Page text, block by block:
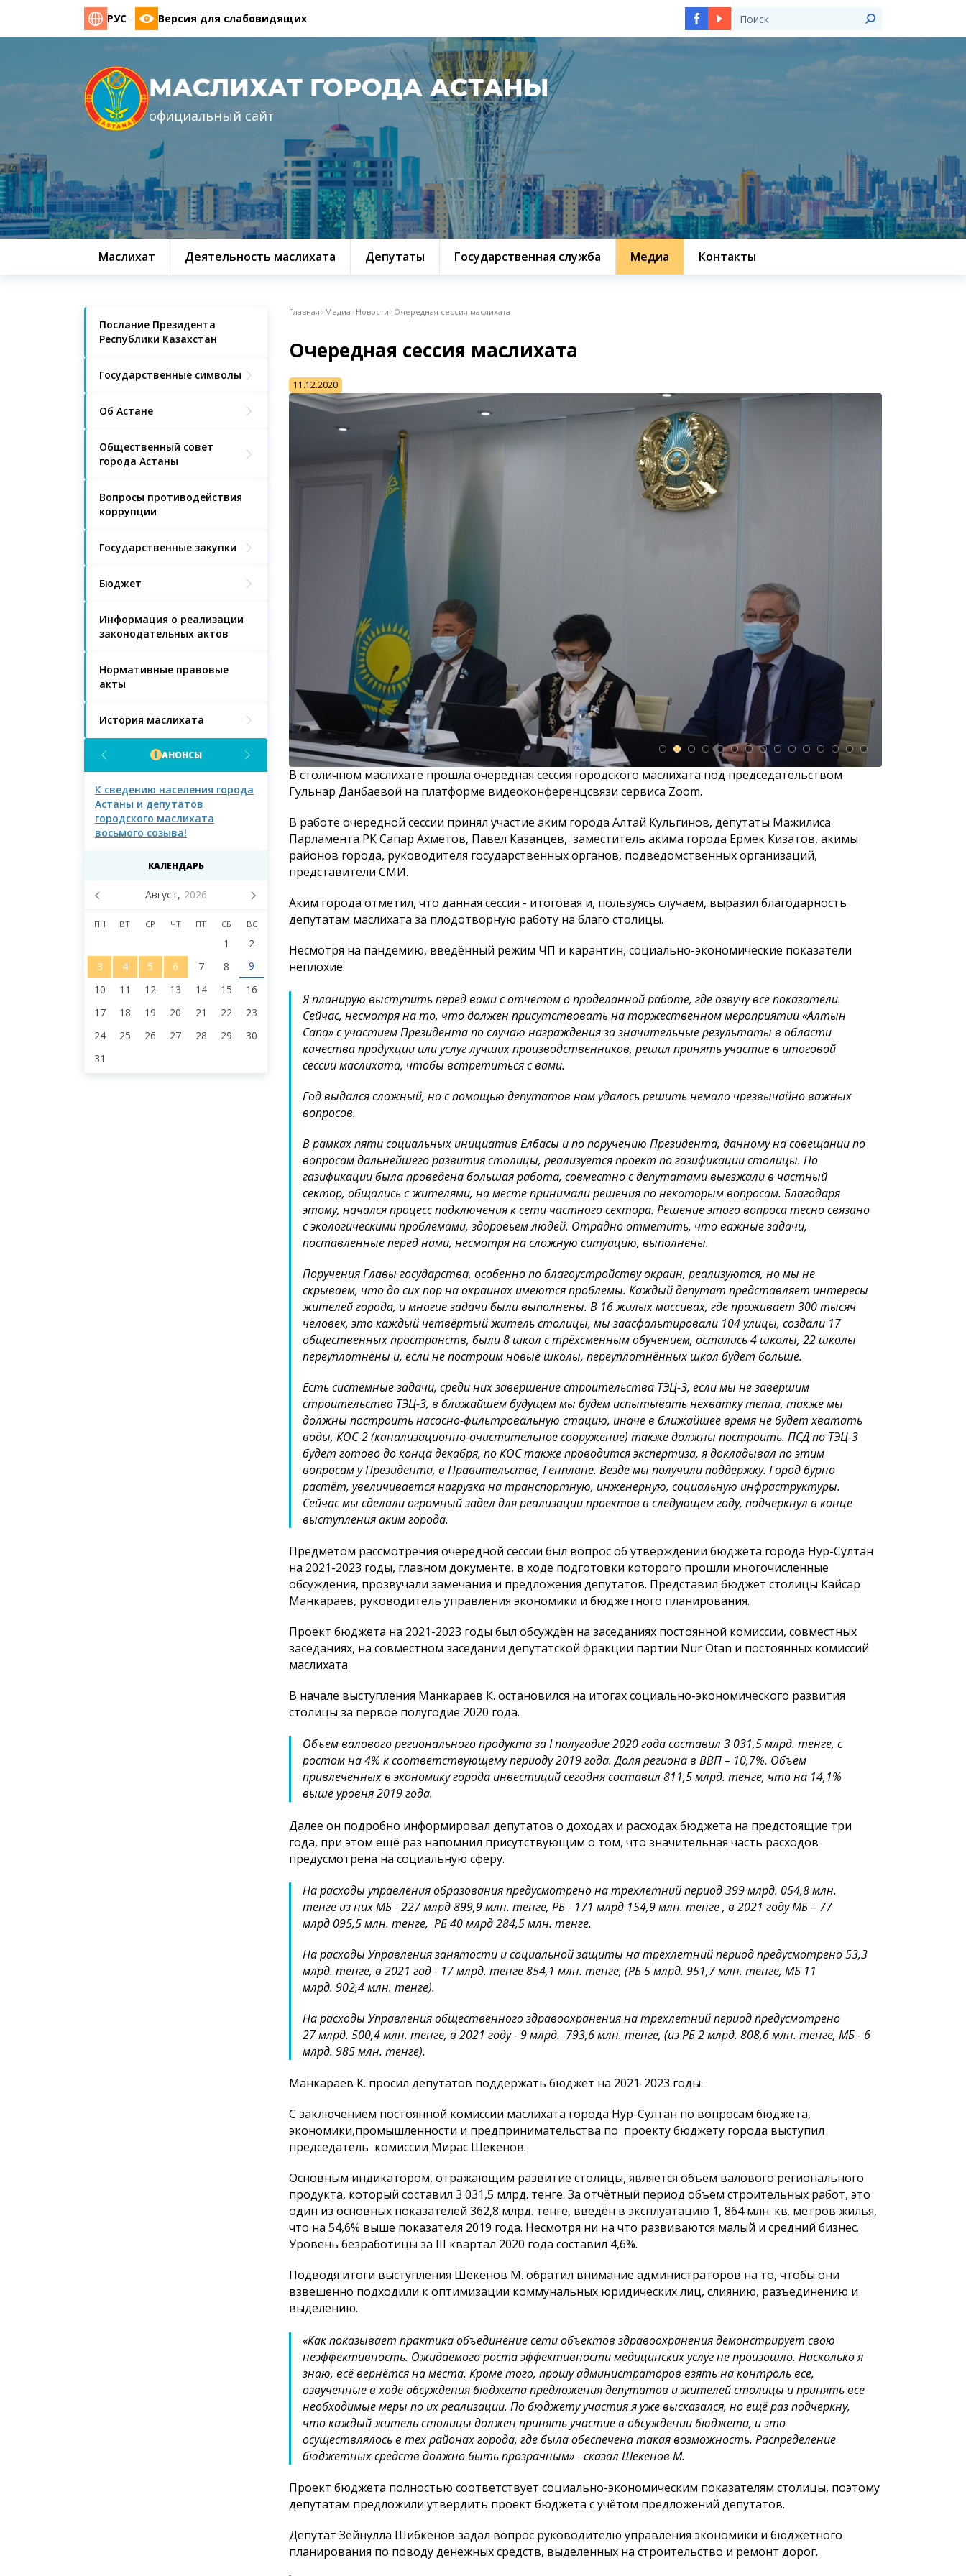
РУС Версия для слабовидящих
МАСЛИХАТ ГОРОДА АСТАНЫ
официальный сайт
Маслихат Деятельность маслихата Депутаты Государственная служба Медиа Контакты
Послание Президента
Республики Казахстан
Государственные символы
Об Астане
Общественный совет
города Астаны
Вопросы противодействия
коррупции
Государственные закупки
Бюджет
Информация о реализации
законодательных актов
Нормативные правовые
акты
История маслихата
АНОНСЫ
К сведению населения города
Астаны и депутатов
городского маслихата
восьмого созыва!
К сведению населения города К сведению населения города
маслихата города Астаны
восьмого созыва!
Паспорт бюджетной
КАЛЕНДАРЬ
Август, 2026
ПН ВТ СР ЧТ ПТ СБ ВС
1
2
3
4 5 6 7 8
9
10
11 12 13 14 15
16
17
18 19 20 21 22
23
24
25 26 27 28 29
30
31
Главная Медиа Новости Очередная сессия маслихата
Очередная сессия маслихата
11.12.2020
В столичном маслихате прошла очередная сессия городского маслихата под председательством
Гульнар Данбаевой на платформе видеоконференцсвязи сервиса Zoom.
В работе очередной сессии принял участие аким города Алтай Кульгинов, депутаты Мажилиса
Парламента РК Сапар Ахметов, Павел Казанцев, заместитель акима города Ермек Кизатов, акимы
районов города, руководителя государственных органов, подведомственных организаций,
представители СМИ.
Аким города отметил, что данная сессия - итоговая и, пользуясь случаем, выразил благодарность
депутатам маслихата за плодотворную работу на благо столицы.
Несмотря на пандемию, введённый режим ЧП и карантин, социально-экономические показатели
неплохие.
Я планирую выступить перед вами с отчётом о проделанной работе, где озвучу все показатели.
Сейчас, несмотря на то, что должен присутствовать на торжественном мероприятии «Алтын
Сапа» с участием Президента по случаю награждения за значительные результаты в области
качества продукции или услуг лучших производственников, решил принять участие в итоговой
сессии маслихата, чтобы встретиться с вами.
Год выдался сложный, но с помощью депутатов нам удалось решить немало чрезвычайно важных
вопросов.
В рамках пяти социальных инициатив Елбасы и по поручению Президента, данному на совещании по
вопросам дальнейшего развития столицы, реализуется проект по газификации столицы. По
газификации была проведена большая работа, совместно с депутатами выезжали в частный
сектор, общались с жителями, на месте принимали решения по некоторым вопросам. Благодаря
этому, начался процесс подключения к сети частного сектора. Решение этого вопроса тесно связано
с экологическими проблемами, здоровьем людей. Отрадно отметить, что важные задачи,
поставленные перед нами, несмотря на сложную ситуацию, выполнены.
Поручения Главы государства, особенно по благоустройству окраин, реализуются, но мы не
скрываем, что до сих пор на окраинах имеются проблемы. Каждый депутат представляет интересы
жителей города, и многие задачи были выполнены. В 16 жилых массивах, где проживает 300 тысяч
человек, это каждый четвёртый житель столицы, мы заасфальтировали 104 улицы, создали 17
общественных пространств, были 8 школ с трёхсменным обучением, остались 4 школы, 22 школы
переуплотнены и, если не построим новые школы, переуплотнённых школ будет больше.
Есть системные задачи, среди них завершение строительства ТЭЦ-3, если мы не завершим
строительство ТЭЦ-3, в ближайшем будущем мы будем испытывать нехватку тепла, также мы
должны построить насосно-фильтровальную стацию, иначе в ближайшее время не будет хватать
воды, КОС-2 (канализационно-очистительное сооружение) также должны построить. ПСД по ТЭЦ-3
будет готово до конца декабря, по КОС также проводится экспертиза, я докладывал по этим
вопросам у Президента, в Правительстве, Генплане. Везде мы получили поддержку. Город бурно
растёт, увеличивается нагрузка на транспортную, инженерную, социальную инфраструктуры.
Сейчас мы сделали огромный задел для реализации проектов в следующем году, подчеркнул в конце
выступления аким города.
Предметом рассмотрения очередной сессии был вопрос об утверждении бюджета города Нур-Султан
на 2021-2023 годы, главном документе, в ходе подготовки которого прошли многочисленные
обсуждения, прозвучали замечания и предложения депутатов. Представил бюджет столицы Кайсар
Манкараев, руководитель управления экономики и бюджетного планирования.
Проект бюджета на 2021-2023 годы был обсуждён на заседаниях постоянной комиссии, совместных
заседаниях, на совместном заседании депутатской фракции партии Nur Оtan и постоянных комиссий
маслихата.
В начале выступления Манкараев К. остановился на итогах социально-экономического развития
столицы за первое полугодие 2020 года.
Объем валового регионального продукта за I полугодие 2020 года составил 3 031,5 млрд. тенге, с
ростом на 4% к соответствующему периоду 2019 года. Доля региона в ВВП – 10,7%. Объем
привлеченных в экономику города инвестиций сегодня составил 811,5 млрд. тенге, что на 14,1%
выше уровня 2019 года.
Далее он подробно информировал депутатов о доходах и расходах бюджета на предстоящие три
года, при этом ещё раз напомнил присутствующим о том, что значительная часть расходов
предусмотрена на социальную сферу.
На расходы управления образования предусмотрено на трехлетний период 399 млрд. 054,8 млн.
тенге из них МБ - 227 млрд 899,9 млн. тенге, РБ - 171 млрд 154,9 млн. тенге , в 2021 году МБ – 77
млрд 095,5 млн. тенге, РБ 40 млрд 284,5 млн. тенге.
На расходы Управления занятости и социальной защиты на трехлетний период предусмотрено 53,3
млрд. тенге, в 2021 год - 17 млрд. тенге 854,1 млн. тенге, (РБ 5 млрд. 951,7 млн. тенге, МБ 11
млрд. 902,4 млн. тенге).
На расходы Управления общественного здравоохранения на трехлетний период предусмотрено
27 млрд. 500,4 млн. тенге, в 2021 году - 9 млрд. 793,6 млн. тенге, (из РБ 2 млрд. 808,6 млн. тенге, МБ - 6
млрд. 985 млн. тенге).
Манкараев К. просил депутатов поддержать бюджет на 2021-2023 годы.
С заключением постоянной комиссии маслихата города Нур-Султан по вопросам бюджета,
экономики,промышленности и предпринимательства по проекту бюджету города выступил
председатель комиссии Мирас Шекенов.
Основным индикатором, отражающим развитие столицы, является объём валового регионального
продукта, который составил 3 031,5 млрд. тенге. За отчётный период объем строительных работ, это
один из основных показателей 362,8 млрд. тенге, введён в эксплуатацию 1, 864 млн. кв. метров жилья,
что на 54,6% выше показателя 2019 года. Несмотря ни на что развиваются малый и средний бизнес.
Уровень безработицы за III квартал 2020 года составил 4,6%.
Подводя итоги выступления Шекенов М. обратил внимание администраторов на то, чтобы они
взвешенно подходили к оптимизации коммунальных юридических лиц, слиянию, разъединению и
выделению.
«Как показывает практика объединение сети объектов здравоохранения демонстрирует свою
неэффективность. Ожидаемого роста эффективности медицинских услуг не произошло. Насколько я
знаю, всё вернётся на места. Кроме того, прошу администраторов взять на контроль все,
озвученные в ходе обсуждения бюджета предложения депутатов и жителей столицы и принять все
необходимые меры по их реализации. По бюджету участия я уже высказался, но ещё раз подчеркну,
что каждый житель столицы должен принять участие в обсуждении бюджета, и это
осуществлялось в тех районах города, где была обеспечена такая возможность. Распределение
бюджетных средств должно быть прозрачным» - сказал Шекенов М.
Проект бюджета полностью соответствует социально-экономическим показателям столицы, поэтому
депутатам предложили утвердить проект бюджета с учётом предложений депутатов.
Депутат Зейнулла Шибкенов задал вопрос руководителю управления экономики и бюджетного
планирования по поводу денежных средств, выделенных на строительство и ремонт дорог.